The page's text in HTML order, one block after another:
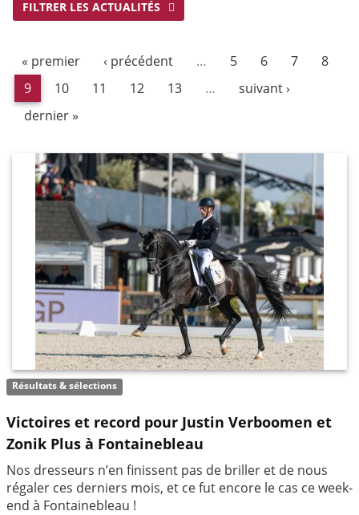
FILTRER LES ACTUALITÉS
« premier ‹ précédent … 5 6 7
8
9
10 11 12 13 …
suivant ›
dernier »
Résultats & sélections
Victoires et record pour Justin Verboomen et
Zonik Plus à Fontainebleau
Nos dresseurs n’en finissent pas de briller et de nous
régaler ces derniers mois, et ce fut encore le cas ce week-
end à Fontainebleau !